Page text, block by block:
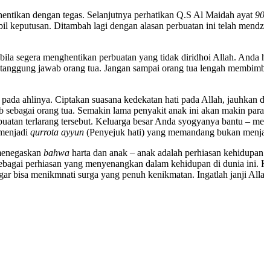
dengan tegas. Selanjutnya perhatikan Q.S Al Maidah ayat
keputusan. Ditambah lagi dengan alasan perbuatan ini telah
segera menghentikan perbuatan yang tidak diridhoi Allah.
jawab orang tua. Jangan sampai orang tua lengah
ahlinya. Ciptakan suasana kedekatan hati pada Allah,
orang tua. Semakin lama penyakit anak ini akan makin
terlarang tersebut. Keluarga besar Anda syogyanya bantu –
qurrota ayyun (Penyejuk hati) yang memandang bukan
bahwa harta dan anak – anak adalah perhiasan
perhiasan yang menyenangkan dalam kehidupan di dunia
bisa menikmnati surga yang penuh kenikmatan. Ingatlah janji